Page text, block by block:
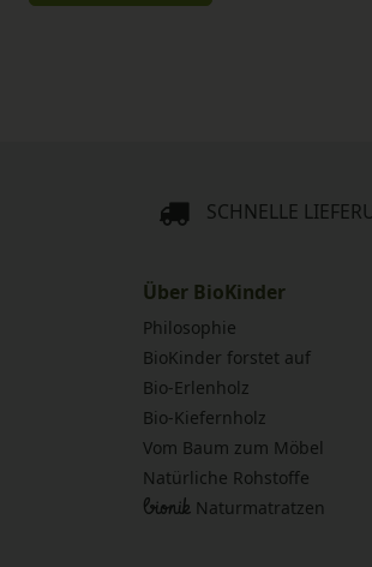
SCHNELLE
Über BioKinder
Philosophie
BioKinder forstet auf
Bio-Erlenholz
Bio-Kiefernholz
Vom Baum zum Möbel
Natürliche Rohstoffe
bionik Naturmatratzen